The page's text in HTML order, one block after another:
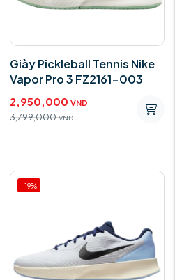
Giày Pickleball Tennis Nike
Vapor Pro 3 FZ2161-003
2,950,000 VND
3,799,000 VND
-19%